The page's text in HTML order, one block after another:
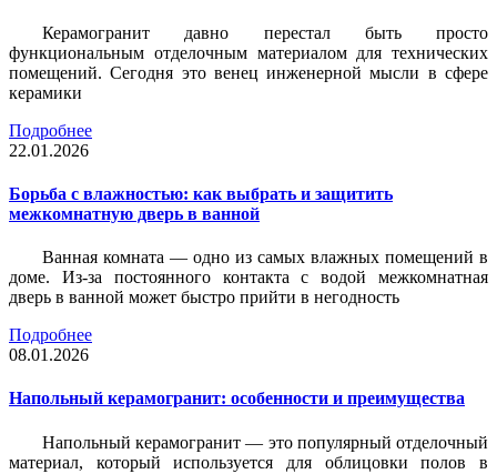
Керамогранит давно перестал быть просто
функциональным отделочным материалом для технических
помещений. Сегодня это венец инженерной мысли в сфере
керамики
Подробнее
22.01.2026
Борьба с влажностью: как выбрать и защитить
межкомнатную дверь в ванной
Ванная комната — одно из самых влажных помещений в
доме. Из-за постоянного контакта с водой межкомнатная
дверь в ванной может быстро прийти в негодность
Подробнее
08.01.2026
Напольный керамогранит: особенности и преимущества
Напольный керамогранит — это популярный отделочный
материал, который используется для облицовки полов в